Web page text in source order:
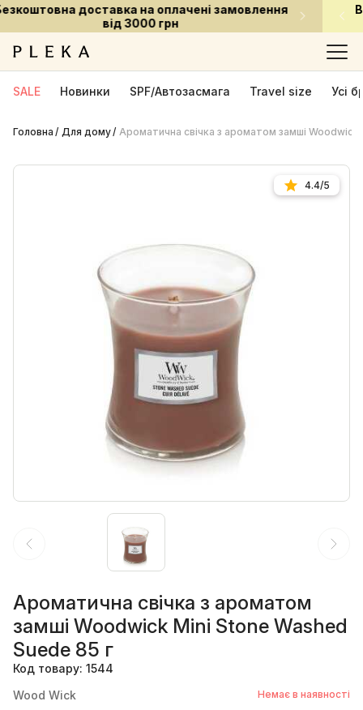
Встигни придбати улюблені засоби за приємною
SALE Новинки SPF/Автозасмага Travel size Усі
Головна Для дому Ароматична свічка з ароматом замші
4.4/5
Ароматична свічка з ароматом
замші Woodwick Mini Stone Washed
Suede 85 г
Код товару: 1544
Wood Wick
Немає в наявності